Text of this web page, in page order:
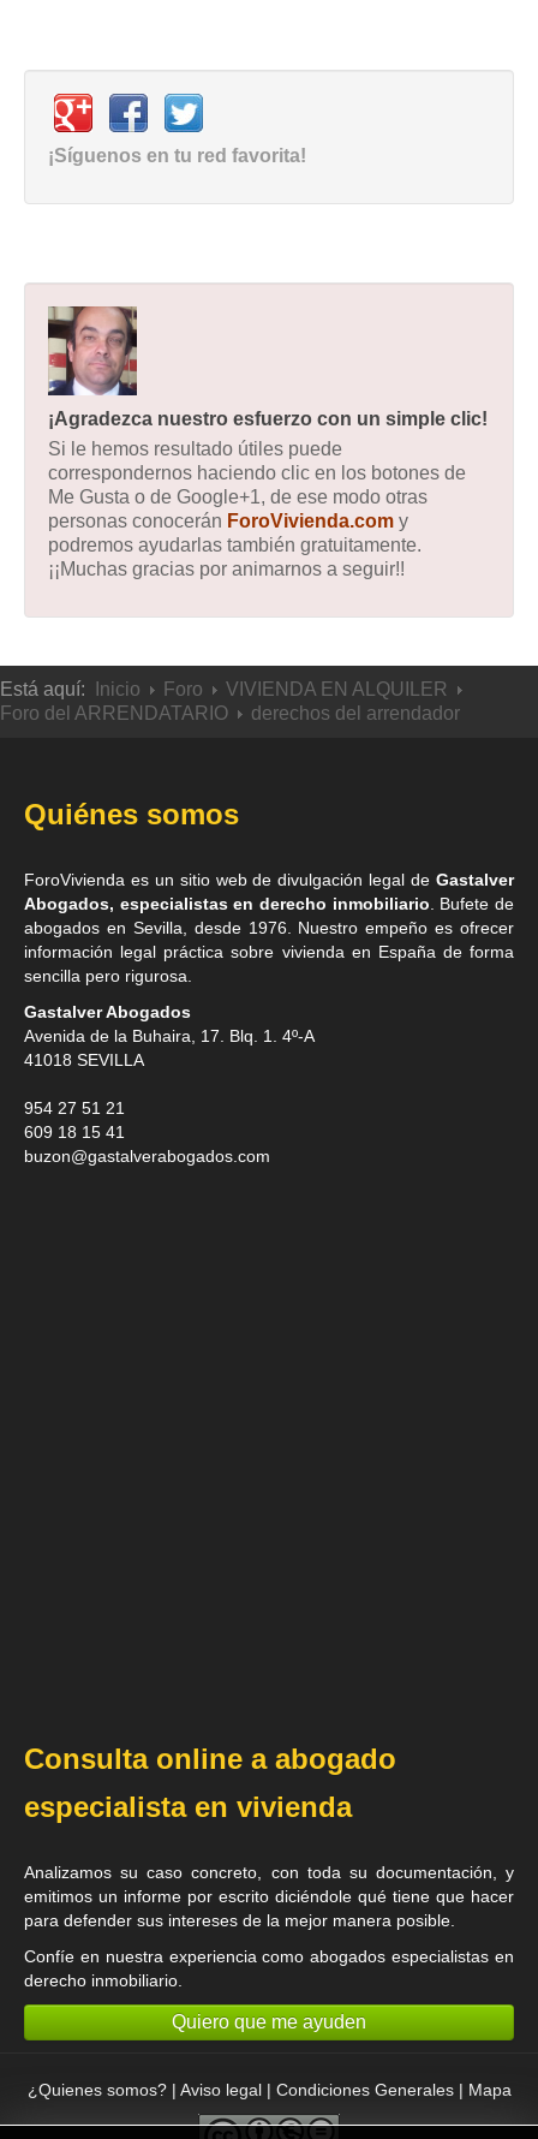
¡Síguenos en tu red favorita!
¡Agradezca nuestro esfuerzo con un simple clic!
Si le hemos resultado útiles puede
correspondernos haciendo clic en los botones de
Me Gusta o de Google+1, de ese modo otras
personas conocerán ForoVivienda.com y
podremos ayudarlas también gratuitamente.
¡¡Muchas gracias por animarnos a seguir!!
Está aquí: Inicio Foro
VIVIENDA EN ALQUILER
Foro del ARRENDATARIO
derechos del arrendador
Quiénes somos
ForoVivienda es un sitio web de divulgación legal de Gastalver
Abogados, especialistas en derecho inmobiliario . Bufete de
abogados en Sevilla , desde 1976. Nuestro empeño es ofrecer
información legal práctica sobre vivienda en España de forma
sencilla pero rigurosa.
Gastalver Abogados
Avenida de la Buhaira, 17. Blq. 1. 4º-A
41018 SEVILLA
954 27 51 21
609 18 15 41
buzon@gastalverabogados.com
Consulta online a abogado
especialista en vivienda
Analizamos su caso concreto, con toda su documentación, y
emitimos un informe por escrito diciéndole qué tiene que hacer
para defender sus intereses de la mejor manera posible.
Confíe en nuestra experiencia comoabogados especialistas en
derecho inmobiliario
Quiero que me ayuden
¿Quienes somos?| Aviso legal| Condiciones Generales| Mapa